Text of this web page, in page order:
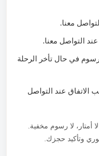
معنا.
التواصل معنا.
في حال تأخر الرحلة
عند التواصل
لا رسوم مخفية.
وتأكيد حجزك.